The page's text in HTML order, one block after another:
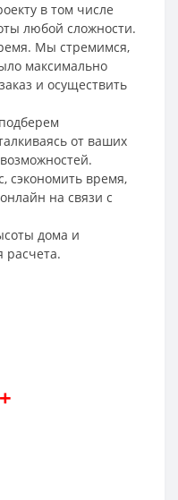
в том числе
любой сложности.
Мы стремимся,
максимально
и осуществить
от ваших
сэкономить время,
на связи с
дома и
расчета.
+